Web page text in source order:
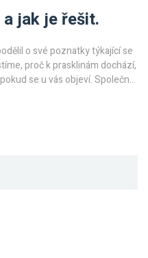
jak je řešit.
o své poznatky týkající se
proč k prasklinám dochází,
se u vás objeví. Společně
budete moci udržovat